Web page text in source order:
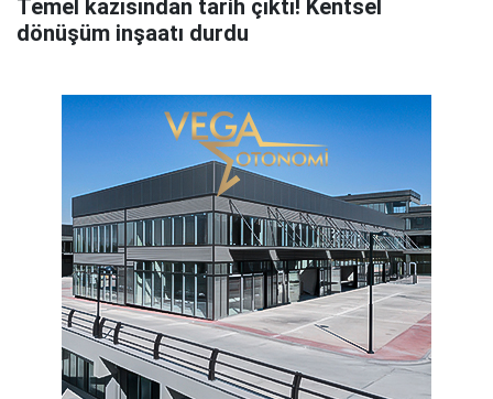
Temel kazısından tarih çıktı! Kentsel
dönüşüm inşaatı durdu